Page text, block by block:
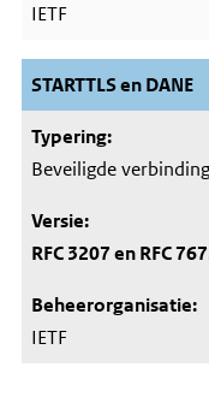
IETF
STARTTLS en DANE
Beveiligde
RFC 3207 en RFC
IETF